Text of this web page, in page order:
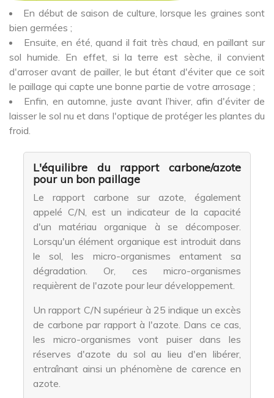
En début de saison de culture, lorsque les graines sont
bien germées ;
Ensuite, en été, quand il fait très chaud, en paillant sur
sol humide. En effet, si la terre est sèche, il convient
d'arroser avant de pailler, le but étant d'éviter que ce soit
le paillage qui capte une bonne partie de votre arrosage ;
Enfin, en automne, juste avant l’hiver, afin d'éviter de
laisser le sol nu et dans l'optique de protéger les plantes du
froid.
L'équilibre du rapport carbone/azote
pour un bon paillage
Le rapport carbone sur azote, également
appelé C/N, est un indicateur de la capacité
d'un matériau organique à se décomposer.
Lorsqu'un élément organique est introduit dans
le sol, les micro-organismes entament sa
dégradation. Or, ces micro-organismes
requièrent de l'azote pour leur développement.
Un rapport C/N supérieur à 25 indique un excès
de carbone par rapport à l'azote. Dans ce cas,
les micro-organismes vont puiser dans les
réserves d'azote du sol au lieu d'en libérer,
entraînant ainsi un phénomène de carence en
azote.